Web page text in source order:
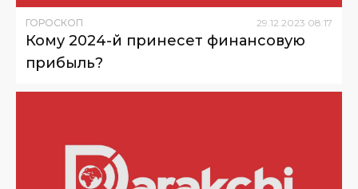
ГОРОСКОП 29 12 2023 08:17
Кому 2024-й принесет финансовую
прибыль?